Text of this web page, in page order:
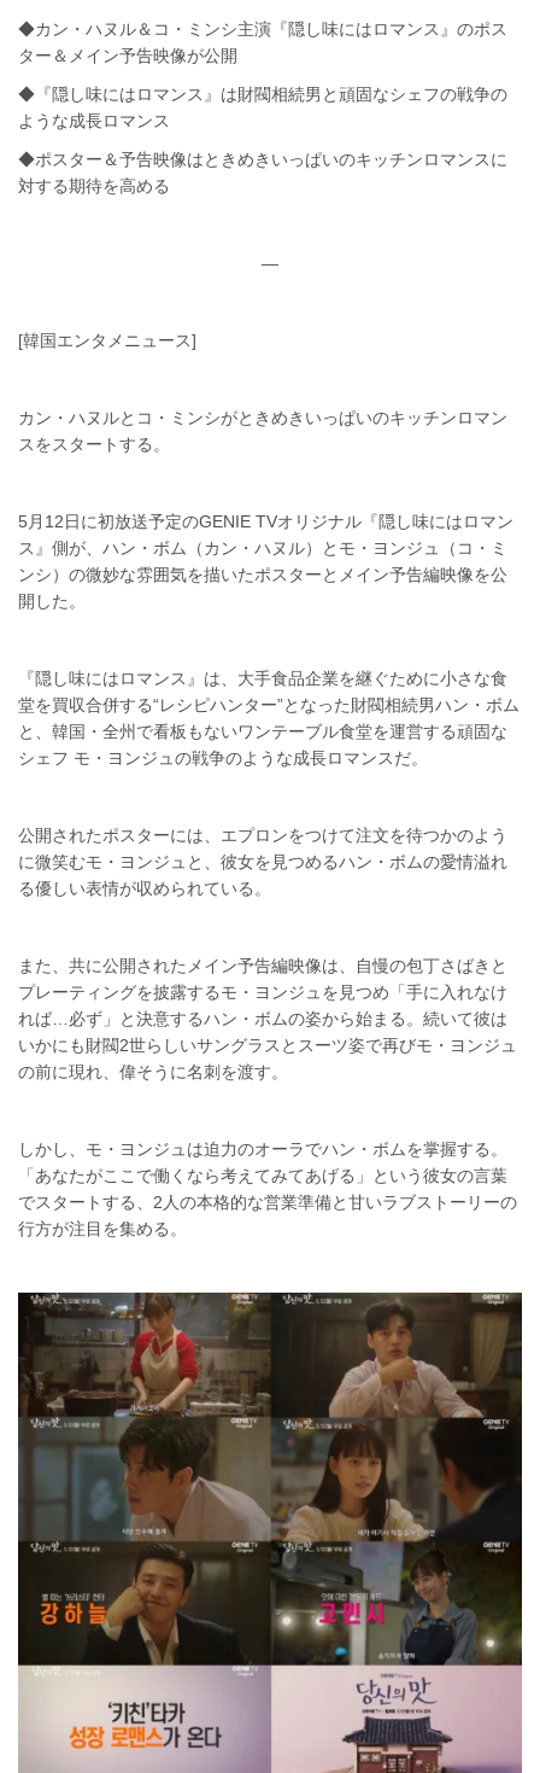
◆カン・ハヌル＆コ・ミンシ主演『隠し味にはロマンス』のポス
ター＆メイン予告映像が公開
◆『隠し味にはロマンス』は財閥相続男と頑固なシェフの戦争の
ような成長ロマンス
◆ポスター＆予告映像はときめきいっぱいのキッチンロマンスに
対する期待を高める
—
[韓国エンタメニュース]
カン・ハヌルとコ・ミンシがときめきいっぱいのキッチンロマン
スをスタートする。
5月12日に初放送予定のGENIE TVオリジナル『隠し味にはロマン
ス』側が、ハン・ボム（カン・ハヌル）とモ・ヨンジュ（コ・ミ
ンシ）の微妙な雰囲気を描いたポスターとメイン予告編映像を公
開した。
『隠し味にはロマンス』は、大手食品企業を継ぐために小さな食
堂を買収合併する“レシピハンター”となった財閥相続男ハン・ボム
と、韓国・全州で看板もないワンテーブル食堂を運営する頑固な
シェフ モ・ヨンジュの戦争のような成長ロマンスだ。
公開されたポスターには、エプロンをつけて注文を待つかのよう
に微笑むモ・ヨンジュと、彼女を見つめるハン・ボムの愛情溢れ
る優しい表情が収められている。
また、共に公開されたメイン予告編映像は、自慢の包丁さばきと
プレーティングを披露するモ・ヨンジュを見つめ「手に入れなけ
れば…必ず」と決意するハン・ボムの姿から始まる。続いて彼は
いかにも財閥2世らしいサングラスとスーツ姿で再びモ・ヨンジュ
の前に現れ、偉そうに名刺を渡す。
しかし、モ・ヨンジュは迫力のオーラでハン・ボムを掌握する。
「あなたがここで働くなら考えてみてあげる」という彼女の言葉
でスタートする、2人の本格的な営業準備と甘いラブストーリーの
行方が注目を集める。